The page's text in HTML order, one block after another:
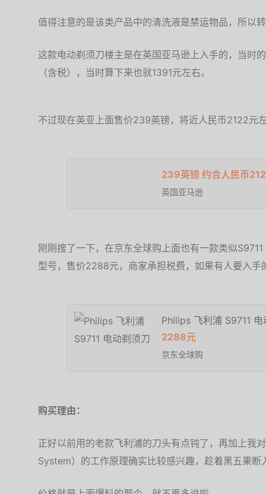
值得注意的是该类产品中的清洗液是禁运物品，所以
这款电动剃须刀楼主是在英国亚马逊上入手的，当时
（含税），当时算下来也就1391元左右。
不过现在英亚上面售价239英镑，将近人民币2122元
239英镑 约合人民币
英国亚马逊
刚刚搜了一下，在京东全球购上面也有一款类似
型号，售价2288元，商家承担税费，如果有人要入手
Philips 飞利浦 S9711 电
2288元
京东全球购
购买理由：
正好以前用的老款飞利浦的刀头有点钝了，再加上我
System）的工作原理确实比较感兴趣，趁着黑五果断